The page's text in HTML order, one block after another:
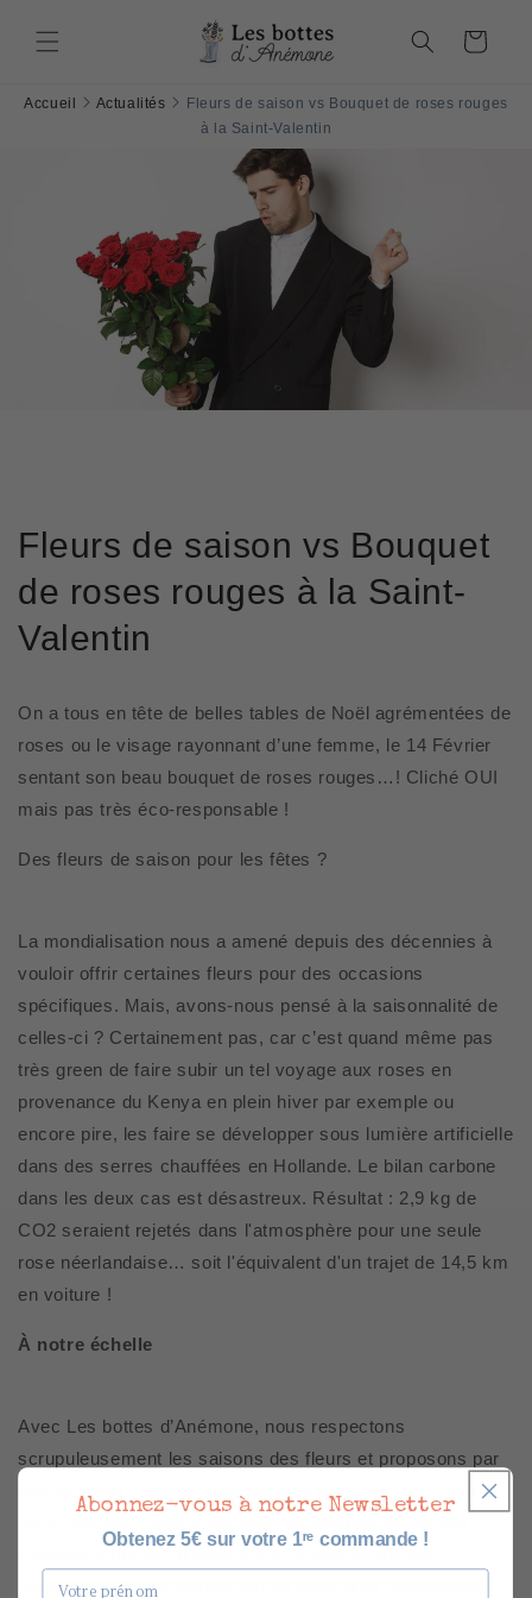
au
Panier
Accueil Actualités
Fleurs de saison vs Bouquet de roses rouges
à la Saint-Valentin
Fleurs de saison vs Bouquet
de roses rouges à la Saint-
Valentin
On a tous en tête de belles tables de Noël agrémentées de
roses ou le visage rayonnant d’une femme, le 14 Février
sentant son beau bouquet de roses rouges…! Cliché OUI
mais pas très éco-responsable !
Des fleurs de saison pour les fêtes ?
La mondialisation nous a amené depuis des décennies à
vouloir offrir certaines fleurs pour des occasions
spécifiques. Mais, avons-nous pensé à la saisonnalité de
celles-ci ? Certainement pas, car c’est quand même pas
très green de faire subir un tel voyage aux roses en
provenance du Kenya en plein hiver par exemple ou
encore pire, les faire se développer sous lumière artificielle
dans des serres chauffées en Hollande. Le bilan carbone
dans les deux cas est désastreux. Résultat : 2,9 kg de
CO2 seraient rejetés dans l'atmosphère pour une seule
rose néerlandaise… soit l'équivalent d'un trajet de 14,5 km
en voiture !
À notre échelle
Avec Les bottes d’Anémone, nous respectons
scrupuleusement les saisons des fleurs et proposons par
exemple des roses françaises qu’à partir de Juin. Pour la
renoncules. Notre souhait est de vous faire redécouvrir
Abonnez-vous à notre Newsletter
Obtenez 5€ sur votre 1ʳᵉ commande !
Prénom